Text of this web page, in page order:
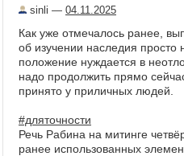
sinli — 04.11.2025
Как уже отмечалось ранее,
об изучении наследия просто
положение нуждается в
надо продолжить прямо
принято у приличных людей.
#дляточности
Речь Рабина на митинге
ранее использованных